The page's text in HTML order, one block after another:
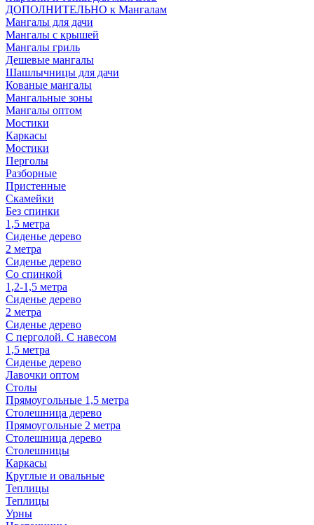
ДОПОЛНИТЕЛЬНО к Мангалам
Мангалы для дачи
Мангалы с крышей
Мангалы гриль
Дешевые мангалы
Шашлычницы для дачи
Кованые мангалы
Мангальные зоны
Мангалы оптом
Мостики
Каркасы
Мостики
Перголы
Разборные
Пристенные
Скамейки
Без спинки
1,5 метра
Сиденье дерево
2 метра
Сиденье дерево
Со спинкой
1,2-1,5 метра
Сиденье дерево
2 метра
Сиденье дерево
С перголой. С навесом
1,5 метра
Сиденье дерево
Лавочки оптом
Столы
Прямоугольные 1,5 метра
Столешница дерево
Прямоугольные 2 метра
Столешница дерево
Столешницы
Каркасы
Круглые и овальные
Теплицы
Теплицы
Урны